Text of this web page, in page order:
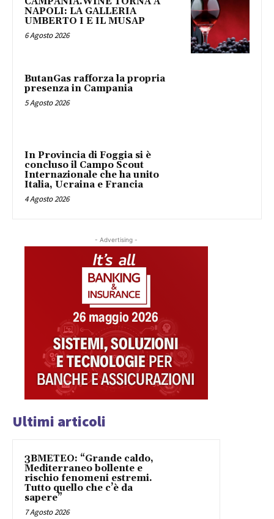
NAPOLI: LA GALLERIA
UMBERTO I E IL MUSAP
6 Agosto 2026
ButanGas rafforza la propria
presenza in Campania
5 Agosto 2026
In Provincia di Foggia si è
concluso il Campo Scout
Internazionale che ha unito
Italia, Ucraina e Francia
4 Agosto 2026
- Advertising -
Ultimi articoli
3BMETEO: “Grande caldo,
Mediterraneo bollente e
rischio fenomeni estremi.
Tutto quello che c’è da
sapere”
7 Agosto 2026